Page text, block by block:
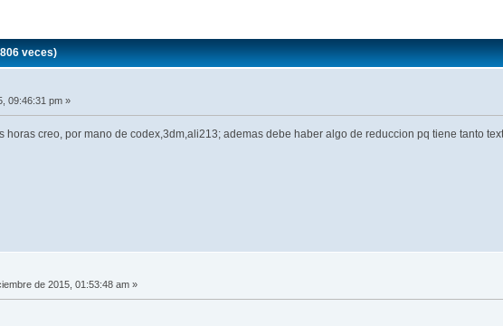
veces)
09:46:31 pm »
horas creo, por mano de codex,3dm,ali213; ademas debe haber algo de reduccion pq tiene tanto
de 2015, 01:53:48 am »